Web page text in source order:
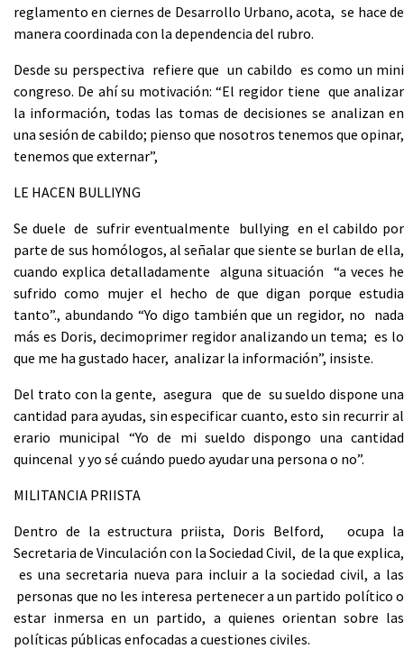
reglamento en ciernes de Desarrollo Urbano, acota, se hace de
manera coordinada con la dependencia del rubro.
Desde su perspectiva refiere que un cabildo es como un mini
congreso. De ahí su motivación: “El regidor tiene que analizar
la información, todas las tomas de decisiones se analizan en
una sesión de cabildo; pienso que nosotros tenemos que opinar,
tenemos que externar”,
LE HACEN BULLIYNG
Se duele de sufrir eventualmente bullying en el cabildo por
parte de sus homólogos, al señalar que siente se burlan de ella,
cuando explica detalladamente alguna situación “a veces he
sufrido como mujer el hecho de que digan porque estudia
tanto”., abundando “Yo digo también que un regidor, no nada
más es Doris, decimoprimer regidor analizando un tema; es lo
que me ha gustado hacer, analizar la información”, insiste.
Del trato con la gente, asegura que de su sueldo dispone una
cantidad para ayudas, sin especificar cuanto, esto sin recurrir al
erario municipal “Yo de mi sueldo dispongo una cantidad
quincenal y yo sé cuándo puedo ayudar una persona o no”.
MILITANCIA PRIISTA
Dentro de la estructura priista, Doris Belford, ocupa la
Secretaria de Vinculación con la Sociedad Civil, de la que explica,
es una secretaria nueva para incluir a la sociedad civil, a las
personas que no les interesa pertenecer a un partido político o
estar inmersa en un partido, a quienes orientan sobre las
políticas públicas enfocadas a cuestiones civiles.